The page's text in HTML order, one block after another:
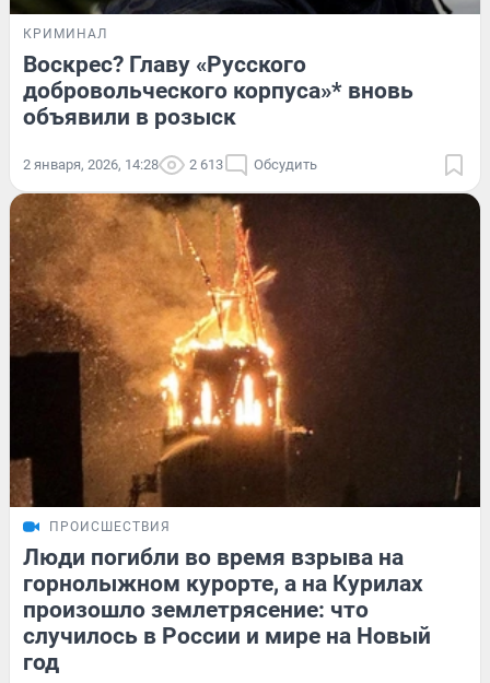
КРИМИНАЛ
Воскрес? Главу «Русского
добровольческого корпуса»* вновь
объявили в розыск
2 января, 2026, 14:28 2 613 Обсудить
ПРОИСШЕСТВИЯ
Люди погибли во время взрыва на
горнолыжном курорте, а на Курилах
произошло землетрясение: что
случилось в России и мире на Новый
год